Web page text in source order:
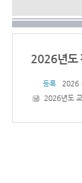
2026년도
등록
2026년도